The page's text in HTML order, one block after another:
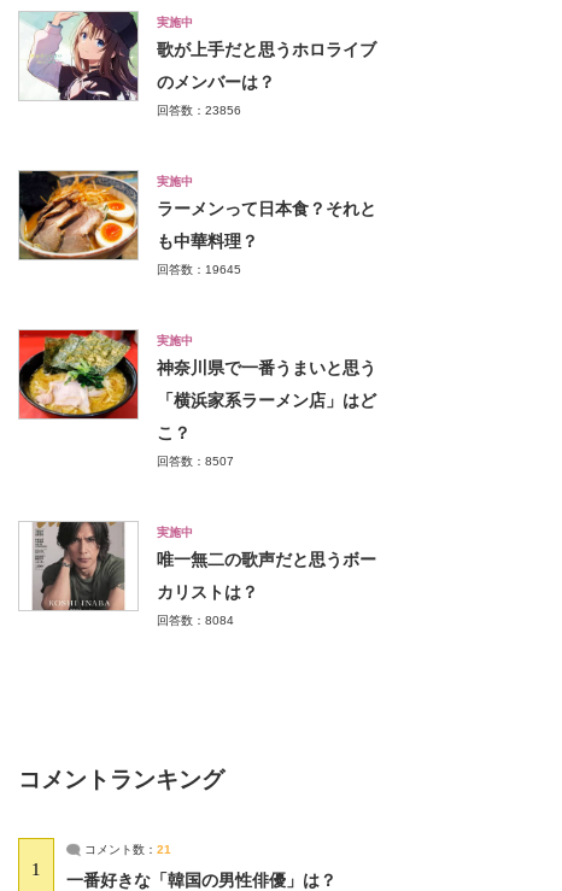
実施中
歌が上手だと思うホロライブ
のメンバーは？
回答数：23856
実施中
ラーメンって日本食？それと
も中華料理？
回答数：19645
実施中
神奈川県で一番うまいと思う
「横浜家系ラーメン店」はど
こ？
回答数：8507
実施中
唯一無二の歌声だと思うボー
カリストは？
回答数：8084
コメントランキング
1
コメント数： 21
一番好きな「韓国の男性俳優」は？